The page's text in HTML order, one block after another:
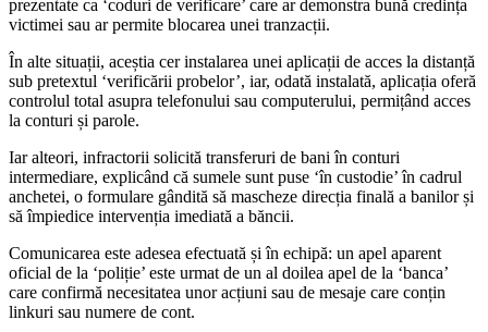
prezentate ca ‘coduri de verificare’ care ar demonstra bună credința
victimei sau ar permite blocarea unei tranzacții.
În alte situații, aceștia cer instalarea unei aplicații de acces la distanță
sub pretextul ‘verificării probelor’, iar, odată instalată, aplicația oferă
controlul total asupra telefonului sau computerului, permițând acces
la conturi și parole.
Iar alteori, infractorii solicită transferuri de bani în conturi
intermediare, explicând că sumele sunt puse ‘în custodie’ în cadrul
anchetei, o formulare gândită să mascheze direcția finală a banilor și
să împiedice intervenția imediată a băncii.
Comunicarea este adesea efectuată și în echipă: un apel aparent
oficial de la ‘poliție’ este urmat de un al doilea apel de la ‘banca’
care confirmă necesitatea unor acțiuni sau de mesaje care conțin
linkuri sau numere de cont.